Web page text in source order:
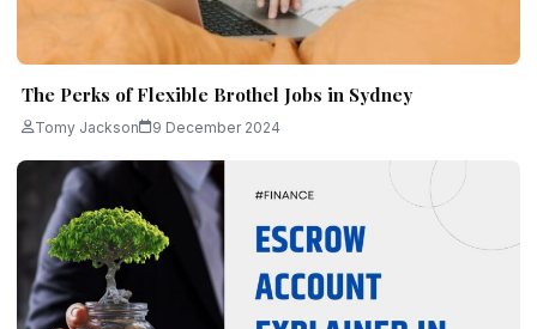
The Perks of Flexible Brothel Jobs in Sydney
Tomy Jackson 9 December 2024